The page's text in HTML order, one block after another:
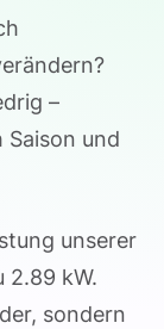
–
und
unserer
2.89 kW.
sondern